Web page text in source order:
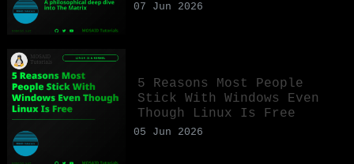
07 Jun 2026
5 Reasons Most People
Stick With Windows Even
Though Linux Is Free
05 Jun 2026